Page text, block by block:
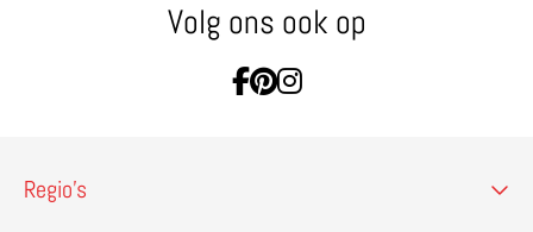
Volg ons ook op
Ga naar Facebook
Ga naar Pinterest
Ga naar Instagram
Regio’s